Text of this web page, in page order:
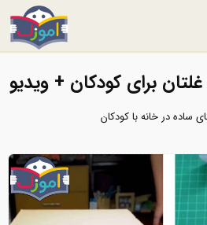
برای کودکان + ویدیو
در خانه با کودکان